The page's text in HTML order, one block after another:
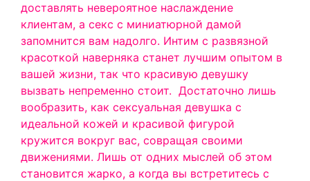
доставлять невероятное наслаждение
клиентам, а секс с миниатюрной дамой
запомнится вам надолго. Интим с развязной
красоткой наверняка станет лучшим опытом в
вашей жизни, так что красивую девушку
вызвать непременно стоит. Достаточно лишь
вообразить, как сексуальная девушка с
идеальной кожей и красивой фигурой
кружится вокруг вас, совращая своими
движениями. Лишь от одних мыслей об этом
становится жарко, а когда вы встретитесь с